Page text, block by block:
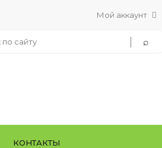
Мой аккаунт
КОНТАКТЫ